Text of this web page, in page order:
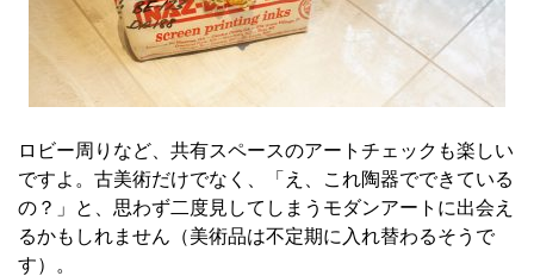
ロビー周りなど、共有スペースのアートチェックも楽しい
ですよ。古美術だけでなく、「え、これ陶器でできている
の？」と、思わず二度見してしまうモダンアートに出会え
るかもしれません（美術品は不定期に入れ替わるそうで
す）。